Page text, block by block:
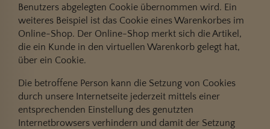
Benutzers abgelegten Cookie übernommen wird. Ein
weiteres Beispiel ist das Cookie eines Warenkorbes im
Online-Shop. Der Online-Shop merkt sich die Artikel,
die ein Kunde in den virtuellen Warenkorb gelegt hat,
über ein Cookie.
Die betroffene Person kann die Setzung von Cookies
durch unsere Internetseite jederzeit mittels einer
entsprechenden Einstellung des genutzten
Internetbrowsers verhindern und damit der Setzung